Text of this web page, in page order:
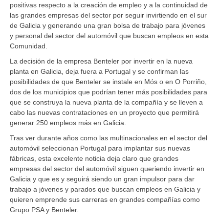
positivas respecto a la creación de empleo y a la continuidad de
las grandes empresas del sector por seguir invirtiendo en el sur
de Galicia y generando una gran bolsa de trabajo para jóvenes
y personal del sector del automóvil que buscan empleos en esta
Comunidad.
La decisión de la empresa Benteler por invertir en la nueva
planta en Galicia, deja fuera a Portugal y se confirman las
posibilidades de que Benteler se instale en Mós o en O Porriño,
dos de los municipios que podrían tener más posibilidades para
que se construya la nueva planta de la compañía y se lleven a
cabo las nuevas contrataciones en un proyecto que permitirá
generar 250 empleos más en Galicia.
Tras ver durante años como las multinacionales en el sector del
automóvil seleccionan Portugal para implantar sus nuevas
fábricas, esta excelente noticia deja claro que grandes
empresas del sector del automóvil siguen queriendo invertir en
Galicia y que es y seguirá siendo un gran impulsor para dar
trabajo a jóvenes y parados que buscan empleos en Galicia y
quieren emprende sus carreras en grandes compañías como
Grupo PSA y Benteler.